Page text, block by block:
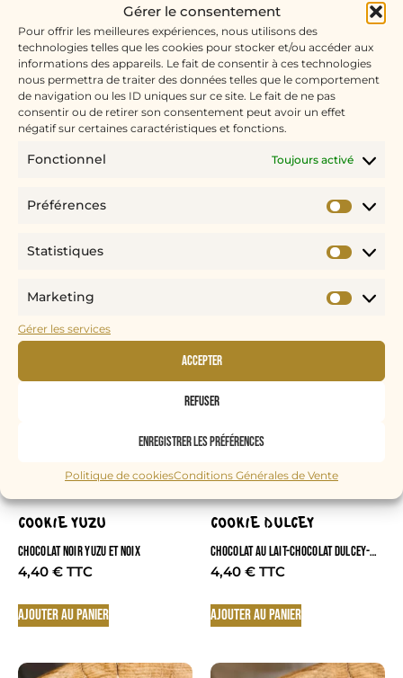
Gérer le consentement
Pour offrir les meilleures expériences, nous utilisons des
technologies telles que les cookies pour stocker et/ou accéder aux
informations des appareils. Le fait de consentir à ces technologies
nous permettra de traiter des données telles que le comportement
de navigation ou les ID uniques sur ce site. Le fait de ne pas
consentir ou de retirer son consentement peut avoir un effet
négatif sur certaines caractéristiques et fonctions.
Fonctionnel Toujours activé
Préférences
Statistiques
Marketing
Gérer les services
Accepter
Refuser
Enregistrer les préférences
Politique de cookiesConditions Générales de Vente
Bon choix ! J'espère que cette gourmandise
vous fera passer un super moment. J'ai hâte
d'avoir votre retour. Bonne dégustation !
Juliette
CES GOURMANDISES POURRAIENT
AUSSIVOUS PLAIRE
COOKIE YUZU
CHOCOLAT NOIR YUZU ET NOIX
4,40 €
Ajouter au panier
COOKIE DULCEY
CHOCOLAT AU LAIT-CHOCOLAT DULCEY-
CARAMEL ET NOIX DE PECAN
4,40 €
Ajouter au panier